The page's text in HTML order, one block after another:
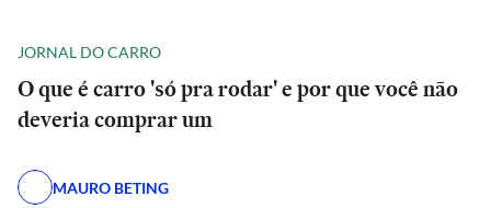
JORNAL DO CARRO
O que é carro 'só pra rodar' e por que você não
deveria comprar um
MAURO BETING